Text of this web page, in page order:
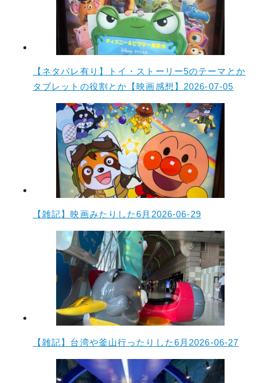
【ネタバレ有り】トイ・ストーリー5のテーマとか
タブレットの役割とか【映画感想】 2026-07-05
【雑記】映画みたりした6月 2026-06-29
【雑記】台湾や釜山行ったりした6月 2026-06-27